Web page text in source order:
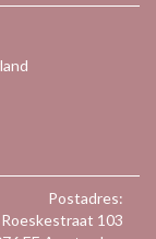
Postadres:
103